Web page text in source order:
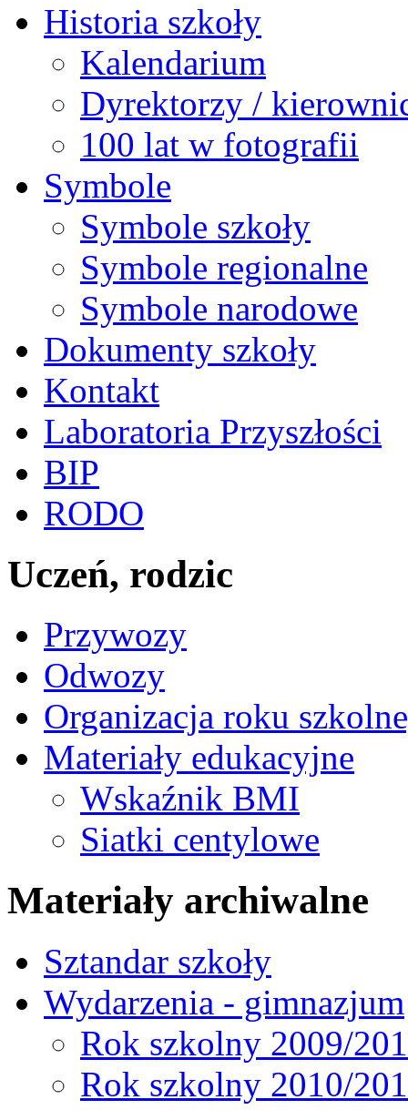
Historia szkoły
Kalendarium
Dyrektorzy /
100 lat w fotografii
Symbole
Symbole szkoły
Symbole regionalne
Symbole narodowe
Dokumenty szkoły
Kontakt
Laboratoria Przyszłości
BIP
RODO
Uczeń, rodzic
Przywozy
Odwozy
Organizacja roku
Materiały edukacyjne
Wskaźnik BMI
Siatki centylowe
Materiały archiwalne
Sztandar szkoły
Wydarzenia - gimnazjum
Rok szkolny 2009/
Rok szkolny 2010/